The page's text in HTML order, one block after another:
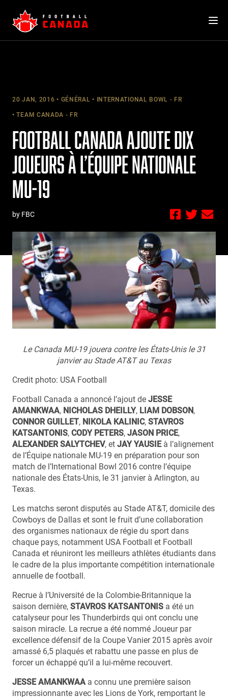
content
20 JAN, 2016 GÉNÉRAL INTERNATIONAL BOWL - FR
TEAM CANADA - FR
FOOTBALL CANADA AJOUTE DIX
JOUEURS À L’ÉQUIPE NATIONALE
MU-19
by FBC
Le Canada MU-19 jouera contre les États-Unis le 31
janvier au Stade AT&T au Texas
Credit photo: USA Football
Football Canada a annoncé l’ajout de JESSE
AMANKWAA, NICHOLAS DHEILLY, LIAM DOBSON,
CONNOR GUILLET, NIKOLA KALINIC, STAVROS
KATSANTONIS, CODY PETERS, JASON PRICE,
ALEXANDER SALYTCHEV, et JAY YAUSIE à l’alignement
de l’Équipe nationale MU-19 en préparation pour son
match de l’International Bowl 2016 contre l’équipe
nationale des États-Unis, le 31 janvier à Arlington, au
Texas.
Les matchs seront disputés au Stade AT&T, domicile des
Cowboys de Dallas et sont le fruit d’une collaboration
des organismes nationaux de régie du sport dans
chaque pays, notamment USA Football et Football
Canada et réuniront les meilleurs athlètes étudiants dans
le cadre de la plus importante compétition internationale
annuelle de football.
Recrue à l’Université de la Colombie-Britannique la
saison dernière, STAVROS KATSANTONIS a été un
catalyseur pour les Thunderbirds qui ont conclu une
saison miracle. La recrue a été nommé Joueur par
excellence défensif de la Coupe Vanier 2015 après avoir
amassé 6,5 plaqués et rabattu une passe en plus de
forcer un échappé qu’il a lui-même recouvert.
JESSE AMANKWAA a connu une première saison
impressionnante avec les Lions de York, remportant le